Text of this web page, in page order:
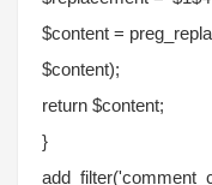
$content =
$content);
return $content;
}